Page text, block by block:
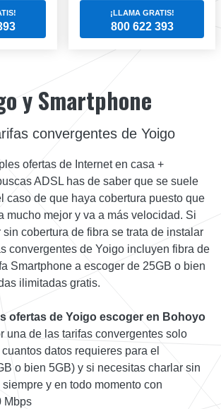
¡LLAMA GRATIS!
800 622 393
y Smartphone
convergentes de Yoigo
ofertas de Internet en casa +
ADSL has de saber que se suele
caso de que haya cobertura puesto que
mucho mejor y va a más velocidad. Si
cobertura de fibra se trata de instalar
convergentes de Yoigo incluyen fibra de
Smartphone a escoger de 25GB o bien
ilimitadas gratis.
ofertas de Yoigo escoger en Bohoyo
una de las tarifas convergentes solo
datos requieres para el
o bien 5GB) y si necesitas charlar sin
siempre y en todo momento con
Mbps